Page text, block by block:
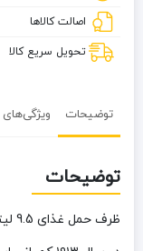
lunch
اصالت کالاها
تحویل سریع کالا
توضیحات ویژگی‌های
توضیحات